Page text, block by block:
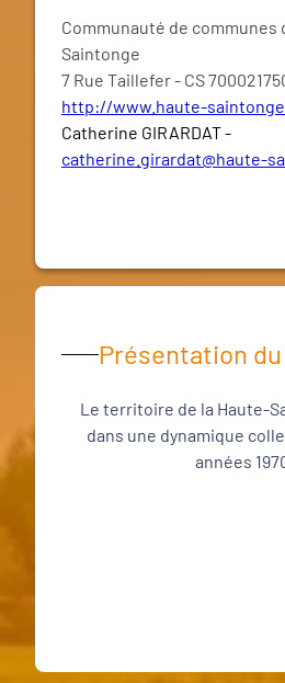
Communauté de communes
Saintonge
7 Rue Taillefer - CS
http://www.haute-
Catherine GIRARDAT -
catherine.girardat@haute-
Présentation
Le territoire de la Haute-
dans une dynamique
années